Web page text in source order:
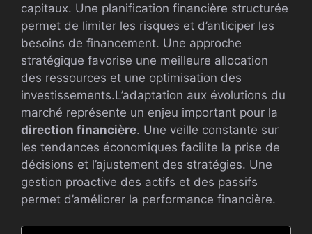
capitaux. Une planification financière structurée
permet de limiter les risques et d’anticiper les
besoins de financement. Une approche
stratégique favorise une meilleure allocation
des ressources et une optimisation des
investissements.L’adaptation aux évolutions du
marché représente un enjeu important pour la
direction financière. Une veille constante sur
les tendances économiques facilite la prise de
décisions et l’ajustement des stratégies. Une
gestion proactive des actifs et des passifs
permet d’améliorer la performance financière.